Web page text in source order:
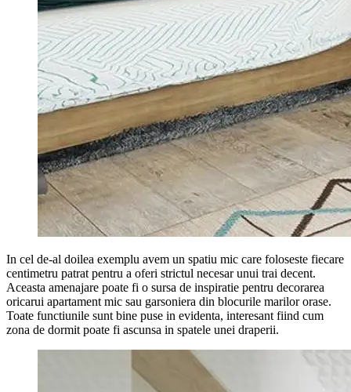
In cel de-al doilea exemplu avem un spatiu mic care foloseste fiecare
centimetru patrat pentru a oferi strictul necesar unui trai decent.
Aceasta amenajare poate fi o sursa de inspiratie pentru decorarea
oricarui apartament mic sau garsoniera din blocurile marilor orase.
Toate functiunile sunt bine puse in evidenta, interesant fiind cum
zona de dormit poate fi ascunsa in spatele unei draperii.